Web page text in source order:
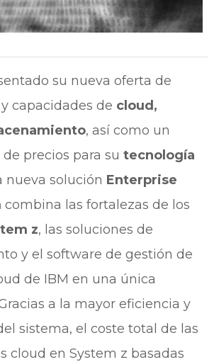
su nueva oferta de
capacidades de cloud,
, así como un
precios para su tecnología
nueva solución Enterprise
combina las fortalezas de los
z, las soluciones de
y el software de gestión de
de IBM en una única
a la mayor eficiencia y
sistema, el coste total de las
cloud en System z basadas